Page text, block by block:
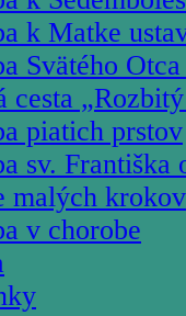
k Matke
Svätého
cesta
piatich prstov
sv. Františka
malých krokov
v chorobe